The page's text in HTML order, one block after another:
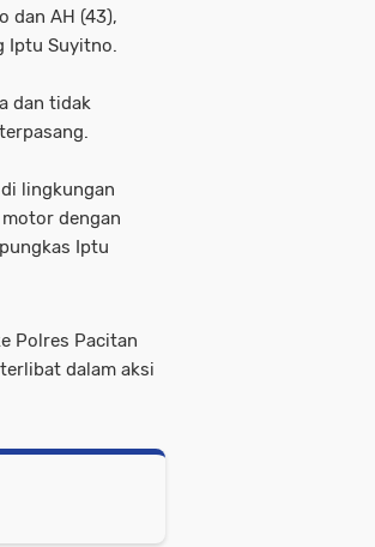
dan AH (43),
Iptu Suyitno.
dan tidak
lingkungan
dengan
Iptu
Polres Pacitan
dalam aksi